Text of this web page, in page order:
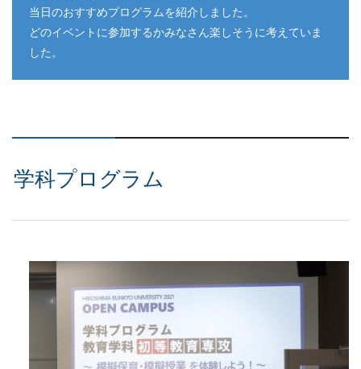
当日のおすすめプログラムを紹介しました。
どのイベントに参加するかみなさん楽しそうに考えていま
した。
学科プログラム